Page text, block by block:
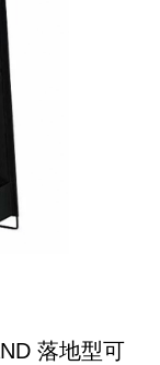
落地型可